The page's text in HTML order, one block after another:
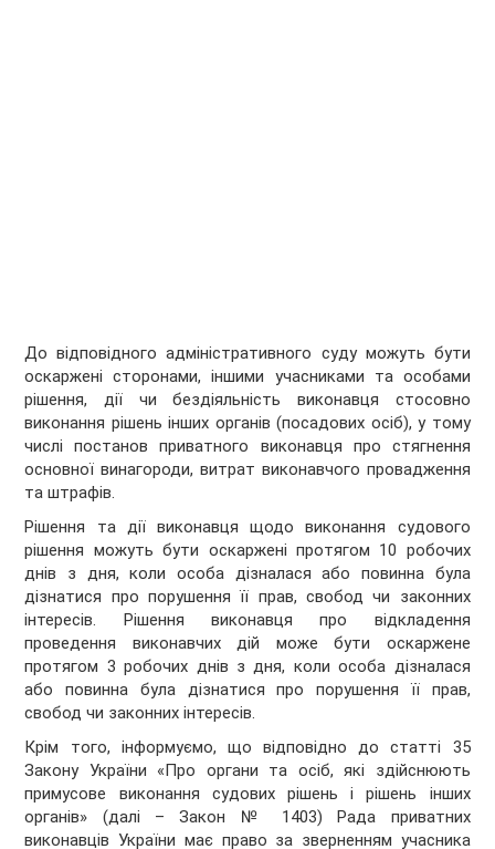
До відповідного адміністративного суду можуть бути
оскаржені сторонами, іншими учасниками та особами
рішення, дії чи бездіяльність виконавця стосовно
виконання рішень інших органів (посадових осіб), у тому
числі постанов приватного виконавця про стягнення
основної винагороди, витрат виконавчого провадження
та штрафів.
Рішення та дії виконавця щодо виконання судового
рішення можуть бути оскаржені протягом 10 робочих
днів з дня, коли особа дізналася або повинна була
дізнатися про порушення її прав, свобод чи законних
інтересів. Рішення виконавця про відкладення
проведення виконавчих дій може бути оскаржене
протягом 3 робочих днів з дня, коли особа дізналася
або повинна була дізнатися про порушення її прав,
свобод чи законних інтересів.
Крім того, інформуємо, що відповідно до статті 35
Закону України «Про органи та осіб, які здійснюють
примусове виконання судових рішень і рішень інших
органів» (далі – Закон № 1403) Рада приватних
виконавців України має право за зверненням учасника